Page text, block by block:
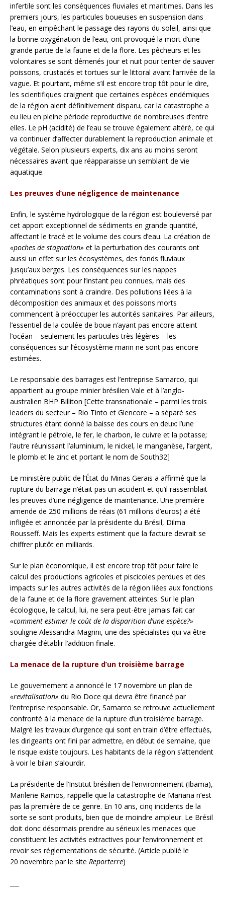
infertile sont les conséquences fluviales et maritimes. Dans les
premiers jours, les particules boueuses en suspension dans
l’eau, en empêchant le passage des rayons du soleil, ainsi que
la bonne oxygénation de l’eau, ont provoqué la mort d’une
grande partie de la faune et de la flore. Les pêcheurs et les
volontaires se sont démenés jour et nuit pour tenter de sauver
poissons, crustacés et tortues sur le littoral avant l’arrivée de la
vague. Et pourtant, même s’il est encore trop tôt pour le dire,
les scientifiques craignent que certaines espèces endémiques
de la région aient définitivement disparu, car la catastrophe a
eu lieu en pleine période reproductive de nombreuses d’entre
elles. Le pH (acidité) de l’eau se trouve également altéré, ce qui
va continuer d’affecter durablement la reproduction animale et
végétale. Selon plusieurs experts, dix ans au moins seront
nécessaires avant que réapparaisse un semblant de vie
aquatique.
Les preuves d’une négligence de maintenance
Enfin, le système hydrologique de la région est bouleversé par
cet apport exceptionnel de sédiments en grande quantité,
affectant le tracé et le volume des cours d’eau. La création de
«poches de stagnation» et la perturbation des courants ont
aussi un effet sur les écosystèmes, des fonds fluviaux
jusqu’aux berges. Les conséquences sur les nappes
phréatiques sont pour l’instant peu connues, mais des
contaminations sont à craindre. Des pollutions liées à la
décomposition des animaux et des poissons morts
commencent à préoccuper les autorités sanitaires. Par ailleurs,
l’essentiel de la coulée de boue n’ayant pas encore atteint
l’océan – seulement les particules très légères – les
conséquences sur l’écosystème marin ne sont pas encore
estimées.
Le responsable des barrages est l’entreprise Samarco, qui
appartient au groupe minier brésilien Vale et à l’anglo-
australien BHP Billiton [Cette transnationale – parmi les trois
leaders du secteur – Rio Tinto et Glencore – a séparé ses
structures étant donné la baisse des cours en deux: l’une
intégrant le pétrole, le fer, le charbon, le cuivre et la potasse;
l’autre réunissant l’aluminium, le nickel, le manganèse, l’argent,
le plomb et le zinc et portant le nom de South32]
Le ministère public de l’État du Minas Gerais a affirmé que la
rupture du barrage n’était pas un accident et qu’il rassemblait
les preuves d’une négligence de maintenance. Une première
amende de 250 millions de réais (61 millions d’euros) a été
infligée et annoncée par la présidente du Brésil, Dilma
Rousseff. Mais les experts estiment que la facture devrait se
chiffrer plutôt en milliards.
Sur le plan économique, il est encore trop tôt pour faire le
calcul des productions agricoles et piscicoles perdues et des
impacts sur les autres activités de la région liées aux fonctions
de la faune et de la flore gravement atteintes. Sur le plan
écologique, le calcul, lui, ne sera peut-être jamais fait car
«comment estimer le coût de la disparition d’une espèce?»
souligne Alessandra Magrini, une des spécialistes qui va être
chargée d’établir l’addition finale.
La menace de la rupture d’un troisième barrage
Le gouvernement a annoncé le 17 novembre un plan de
«revitalisation» du Rio Doce qui devra être financé par
l’entreprise responsable. Or, Samarco se retrouve actuellement
confronté à la menace de la rupture d’un troisième barrage.
Malgré les travaux d’urgence qui sont en train d’être effectués,
les dirigeants ont fini par admettre, en début de semaine, que
le risque existe toujours. Les habitants de la région s’attendent
à voir le bilan s’alourdir.
La présidente de l’Institut brésilien de l’environnement (Ibama),
Marilene Ramos, rappelle que la catastrophe de Mariana n’est
pas la première de ce genre. En 10 ans, cinq incidents de la
sorte se sont produits, bien que de moindre ampleur. Le Brésil
doit donc désormais prendre au sérieux les menaces que
constituent les activités extractives pour l’environnement et
revoir ses réglementations de sécurité. (Article publié le
20 novembre par le site Reporterre)